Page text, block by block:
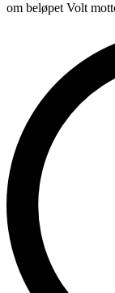
om beløpet Volt